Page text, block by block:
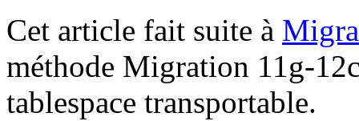
Cet article fait suite à
méthode Migration 11g-
tablespace transportable.